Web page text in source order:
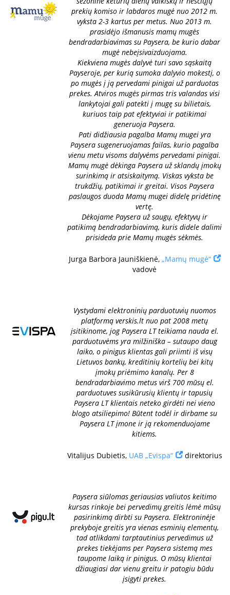
prekių komiso ir labdaros mugė nuo 2012 m.
vyksta 2-3 kartus per metus. Nuo 2013 m.
prasidėjo išmanusis mamų mugės
bendradarbiavimas su Paysera, be kurio dabar
mugė nebeįsivaizduojama.
Kiekviena mugės dalyvė turi savo sąskaitą
Payseroje, per kurią sumoka dalyvio mokestį, o
po mugės į ją pervedami pinigai už parduotas
prekes. Atviros mugės pirmas tris valandas visi
lankytojai gali patekti į mugę su bilietais,
kuriuos taip pat efektyviai ir patikimai
generuoja Paysera.
Pati didžiausia pagalba Mamų mugei yra
Paysera sugeneruojamas failas, kurio pagalba
vienu metu visoms dalyvėms pervedami pinigai.
Mamų mugė dėkinga Paysera už sklandų įmokų
surinkimą ir atsiskaitymą. Viskas vyksta be
trukdžių, patikimai ir greitai. Visos Paysera
paslaugos duoda Mamų mugei didelę pridėtinę
vertę.
Dėkojame Paysera už saugų, efektyvų ir
patikimą bendradarbiavimą, kuris didele dalimi
prisideda prie Mamų mugės sėkmės.
Jurga Barbora Jauniškienė, „Mamų mugė“
vadovė
Vystydami elektroninių parduotuvių nuomos
platformą verskis.lt nuo pat 2008 metų
įsitikinome, jog Paysera LT teikiama nauda el.
parduotuvėms yra milžiniška – sutaupo daug
laiko, o pinigus klientas gali priimti iš visų
Lietuvos bankų, kreditinių kortelių bei kitų
įmokų priėmimo kanalų. Per 8
bendradarbiavimo metus virš 700 mūsų el.
parduotuves susikūrusių klientų ir tapusių
Paysera LT klientais neteko girdėti nei vieno
blogo atsiliepimo! Būtent todėl ir dirbame su
Paysera LT įmone ir ją rekomenduojame
kitiems.
Vitalijus Dubietis, UAB „Evispa“ direktorius
Paysera siūlomas geriausias valiutos keitimo
kursas rinkoje bei pervedimų greitis lėmė mūsų
pasirinkimą dirbti su Paysera. Elektroninėje
prekyboje greitis yra vienas esminių elementų,
tad atlikdami tarptautinius pervedimus už
prekes tiekėjams per Paysera sistemą mes
taupome laiką ir pinigus. O mūsų klientai
džiaugiasi dar vienu greitu ir patogiu būdu
įsigyti prekes.